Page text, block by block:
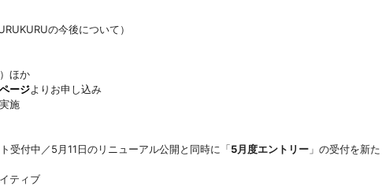
の今後について）
ほか
ージよりお申し込み
施
受付中／5月11日のリニューアル公開と同時に「5月度エントリー」の受付を新た
ティブ